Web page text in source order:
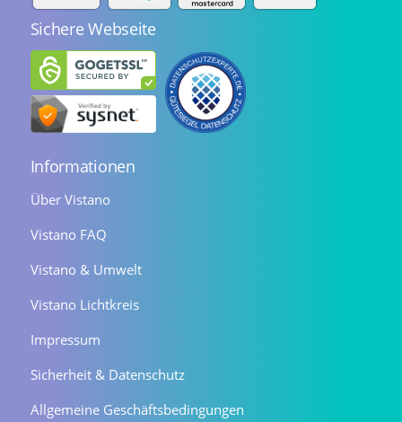
Sichere Webseite
Informationen
Über Vistano
Vistano FAQ
Vistano & Umwelt
Vistano Lichtkreis
Impressum
Sicherheit & Datenschutz
Allgemeine Geschäftsbedingungen